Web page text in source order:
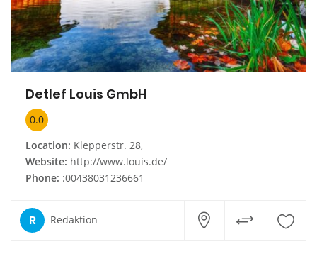
Detlef Louis GmbH
0.0
Location: Klepperstr. 28,
Website: http://www.louis.de/
Phone: :00438031236661
R Redaktion